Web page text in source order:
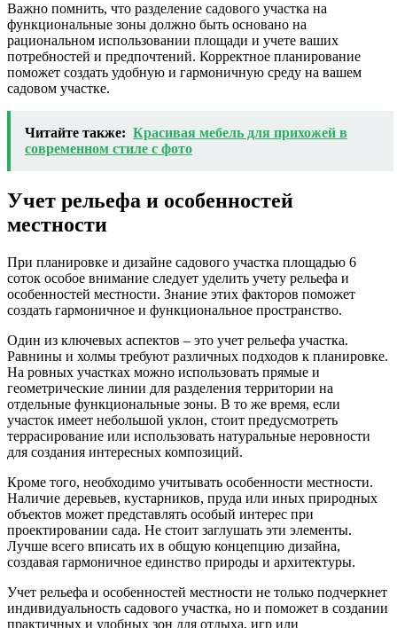
Важно помнить, что разделение садового участка на
функциональные зоны должно быть основано на
рациональном использовании площади и учете ваших
потребностей и предпочтений. Корректное планирование
поможет создать удобную и гармоничную среду на вашем
садовом участке.
Читайте также: Красивая мебель для прихожей в
современном стиле с фото
Учет рельефа и особенностей
местности
При планировке и дизайне садового участка площадью 6
соток особое внимание следует уделить учету рельефа и
особенностей местности. Знание этих факторов поможет
создать гармоничное и функциональное пространство.
Один из ключевых аспектов – это учет рельефа участка.
Равнины и холмы требуют различных подходов к планировке.
На ровных участках можно использовать прямые и
геометрические линии для разделения территории на
отдельные функциональные зоны. В то же время, если
участок имеет небольшой уклон, стоит предусмотреть
террасирование или использовать натуральные неровности
для создания интересных композиций.
Кроме того, необходимо учитывать особенности местности.
Наличие деревьев, кустарников, пруда или иных природных
объектов может представлять особый интерес при
проектировании сада. Не стоит заглушать эти элементы.
Лучше всего вписать их в общую концепцию дизайна,
создавая гармоничное единство природы и архитектуры.
Учет рельефа и особенностей местности не только подчеркнет
индивидуальность садового участка, но и поможет в создании
практичных и удобных зон для отдыха, игр или